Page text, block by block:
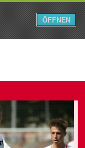
Menü
ÖFFNEN